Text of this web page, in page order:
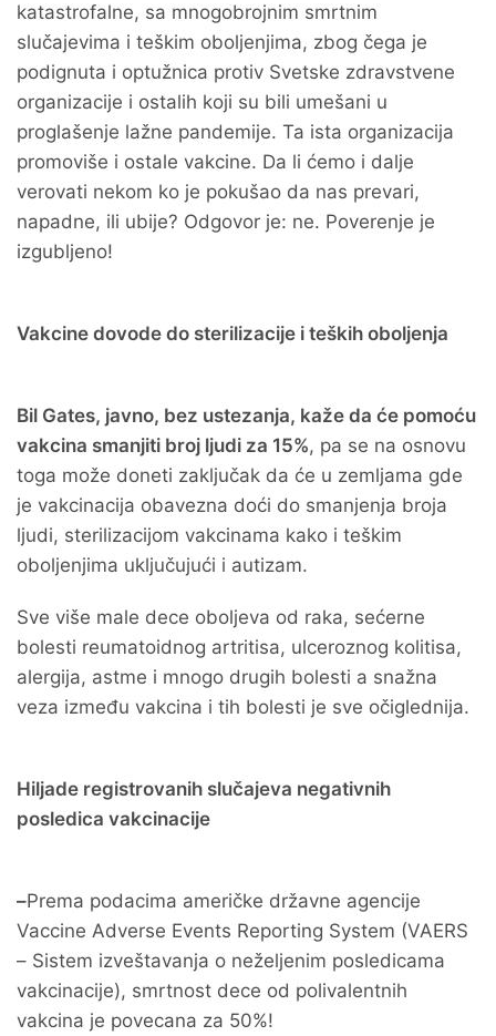
katastrofalne, sa mnogobrojnim smrtnim
slučajevima i teškim oboljenjima, zbog čega je
podignuta i optužnica protiv Svetske zdravstvene
organizacije i ostalih koji su bili umešani u
proglašenje lažne pandemije. Ta ista organizacija
promoviše i ostale vakcine. Da li ćemo i dalje
verovati nekom ko je pokušao da nas prevari,
napadne, ili ubije? Odgovor je: ne. Poverenje je
izgubljeno!
Vakcine dovode do sterilizacije i teških oboljenja
Bil Gates, javno, bez ustezanja, kaže da će pomoću
vakcina smanjiti broj ljudi za 15%, pa se na osnovu
toga može doneti zaključak da će u zemljama gde
je vakcinacija obavezna doći do smanjenja broja
ljudi, sterilizacijom vakcinama kako i teškim
oboljenjima uključujući i autizam.
Sve više male dece oboljeva od raka, sećerne
bolesti reumatoidnog artritisa, ulceroznog kolitisa,
alergija, astme i mnogo drugih bolesti a snažna
veza između vakcina i tih bolesti je sve očiglednija.
Hiljade registrovanih slučajeva negativnih
posledica vakcinacije
–Prema podacima američke državne agencije
Vaccine Adverse Events Reporting System (VAERS
– Sistem izveštavanja o neželjenim posledicama
vakcinacije), smrtnost dece od polivalentnih
vakcina je povecana za 50%!